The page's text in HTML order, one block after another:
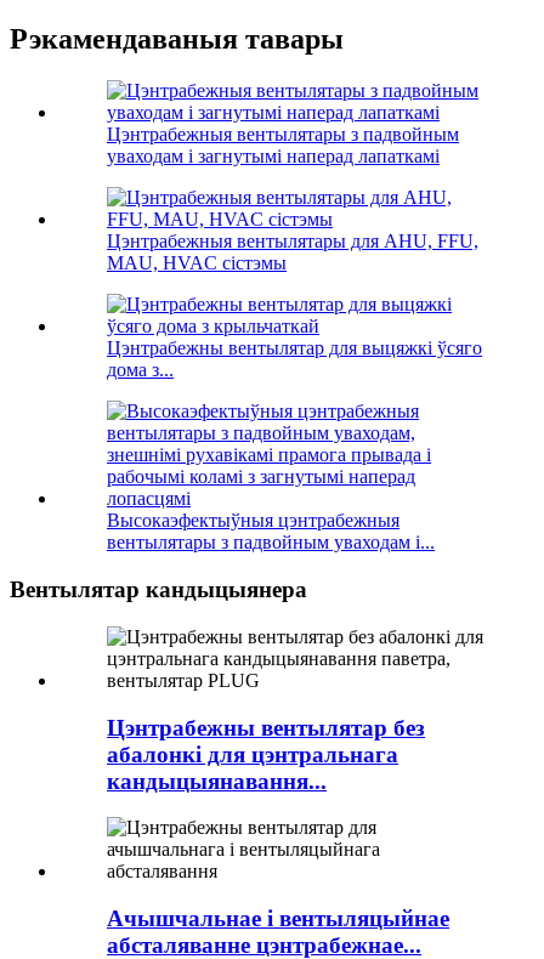
Рэкамендаваныя тавары
Цэнтрабежныя вентылятары з падвойным
уваходам і загнутымі наперад лапаткамі
Цэнтрабежныя вентылятары для AHU, FFU,
MAU, HVAC сістэмы
Цэнтрабежны вентылятар для выцяжкі ўсяго
дома з...
Высокаэфектыўныя цэнтрабежныя
вентылятары з падвойным уваходам і...
Вентылятар кандыцыянера
Цэнтрабежны вентылятар без
абалонкі для цэнтральнага
кандыцыянавання...
Ачышчальнае і вентыляцыйнае
абсталяванне цэнтрабежнае...